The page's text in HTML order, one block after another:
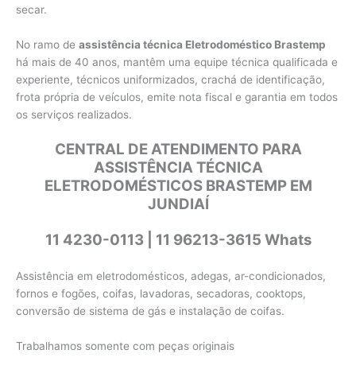
secar.
No ramo de assistência técnica Eletrodoméstico Brastemp
há mais de 40 anos, mantêm uma equipe técnica qualificada e
experiente, técnicos uniformizados, crachá de identificação,
frota própria de veículos, emite nota fiscal e garantia em todos
os serviços realizados.
CENTRAL DE ATENDIMENTO PARA
ASSISTÊNCIA TÉCNICA
ELETRODOMÉSTICOS BRASTEMP EM
JUNDIAÍ
11 4230-0113 | 11 96213-3615 Whats
Assistência em eletrodomésticos, adegas, ar-condicionados,
fornos e fogões, coifas, lavadoras, secadoras, cooktops,
conversão de sistema de gás e instalação de coifas.
Trabalhamos somente com peças originais